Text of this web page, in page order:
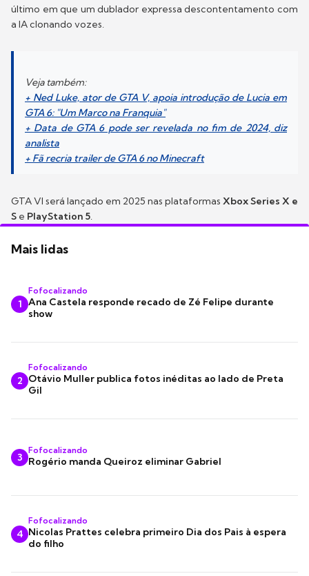
último em que um dublador expressa descontentamento com
a IA clonando vozes.
Veja também:
+ Ned Luke, ator de GTA V, apoia introdução de Lucia em
GTA 6: "Um Marco na Franquia"
+ Data de GTA 6 pode ser revelada no fim de 2024, diz
analista
+ Fã recria trailer de GTA 6 no Minecraft
GTA VI será lançado em 2025 nas plataformas Xbox Series X e
S e PlayStation 5.
Mais lidas
1
Fofocalizando
Ana Castela responde recado de Zé Felipe durante
show
2
Fofocalizando
Otávio Muller publica fotos inéditas ao lado de Preta
Gil
3
Fofocalizando
Rogério manda Queiroz eliminar Gabriel
4
Fofocalizando
Nicolas Prattes celebra primeiro Dia dos Pais à espera
do filho